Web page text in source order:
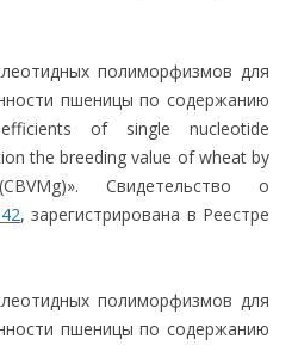
полиморфизмов для
пшеницы по содержанию
of single nucleotide
the breeding value of wheat by
Свидетельство о
, зарегистрирована в Реестре
полиморфизмов для
пшеницы по содержанию